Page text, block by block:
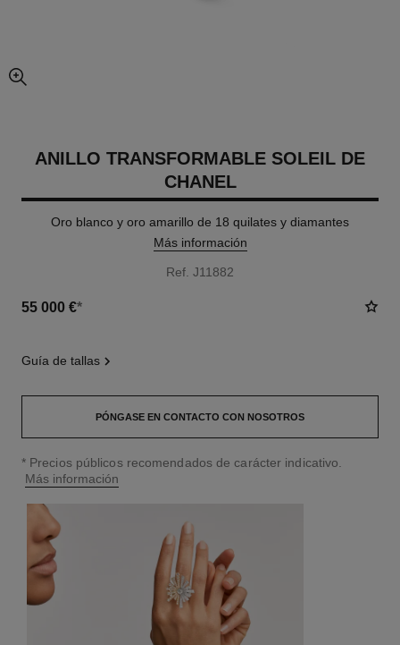
imagen agrandada
ANILLO TRANSFORMABLE SOLEIL DE
CHANEL
Oro blanco y oro amarillo de 18 quilates y diamantes
Más información
Ref. J11882
55 000 €*
guía de tallas
PÓNGASE EN CONTACTO CON NOSOTROS
↩
* Precios públicos recomendados de carácter indicativo.
Más información